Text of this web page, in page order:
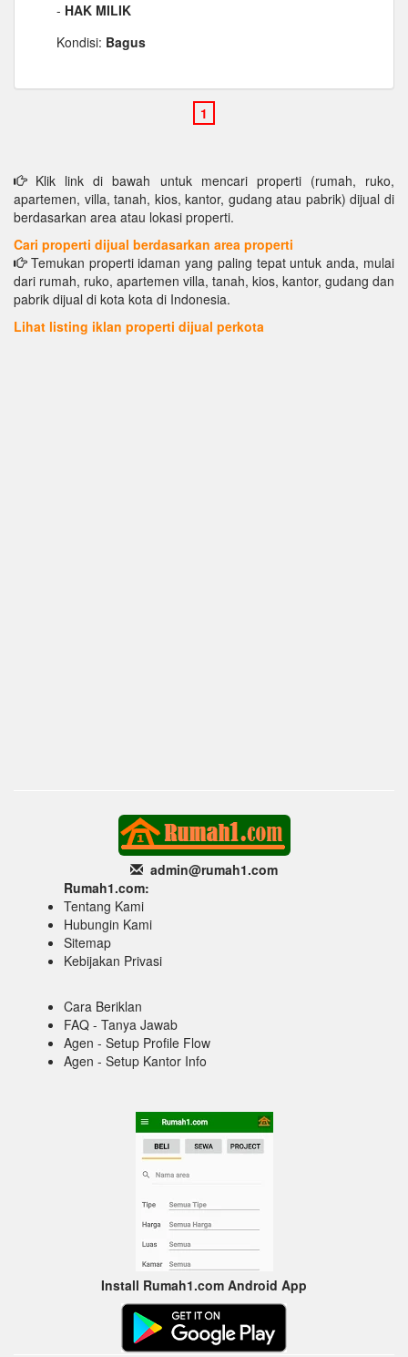
- HAK MILIK
Kondisi: Bagus
Klik link di bawah untuk mencari properti (rumah, ruko,
apartemen, villa, tanah, kios, kantor, gudang atau pabrik) dijual di
berdasarkan area atau lokasi properti.
Cari properti dijual berdasarkan area properti
Temukan properti idaman yang paling tepat untuk anda, mulai
dari rumah, ruko, apartemen villa, tanah, kios, kantor, gudang dan
pabrik dijual di kota kota di Indonesia.
Lihat listing iklan properti dijual perkota
admin@rumah1.com
Rumah1.com:
Tentang Kami
Hubungin Kami
Sitemap
Kebijakan Privasi
Cara Beriklan
FAQ - Tanya Jawab
Agen - Setup Profile Flow
Agen - Setup Kantor Info
Install Rumah1.com Android App